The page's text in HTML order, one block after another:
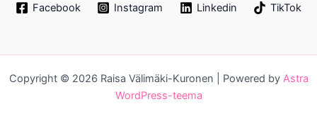
Facebook Instagram Linkedin TikTok
Copyright © 2026 Raisa Välimäki-Kuronen | Powered by Astra
WordPress-teema